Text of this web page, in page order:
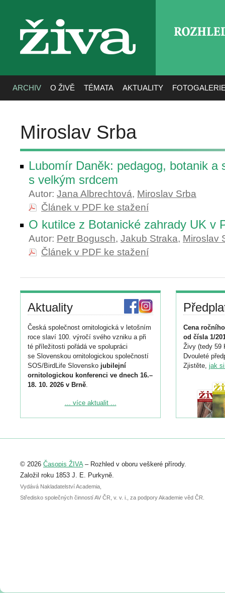
živa
ARCHIV O ŽIVĚ TÉMATA AKTUALITY
Miroslav Srba
Lubomír Daněk: pedagog, botanik a
s velkým srdcem
Autor: Jana Albrechtová, Miroslav Srba
Článek v PDF ke stažení
O kutilce z Botanické zahrady UK v
Autor: Petr Bogusch, Jakub Straka, Miroslav
Článek v PDF ke stažení
Aktuality
Česká společnost ornitologická v letošním
roce slaví 100. výročí svého vzniku a při
té příležitosti pořádá ve spolupráci
se Slovenskou ornitologickou společností
SOS/BirdLife Slovensko jubilejní
ornitologickou konferenci ve dnech 16.–
18. 10. 2026 v Brně.
Podrobnější informace ke konferenci
Registrovat se můžete do 6. září.
abstraktu přihlášené přednášky nebo
posteru je už 30. června.
... více aktualit ...
Cena
od čísla 1/
Živy (tedy 59
Dvouleté
Zjistěte, jak
© 2026 Časopis ŽIVA– Rozhled v oboru veškeré přírody.
Založil roku 1853 J. E. Purkyně.
Vydává Nakladatelství Academia,
Středisko společných činností AV ČR, v. v. i., za podpory Akademie věd ČR.